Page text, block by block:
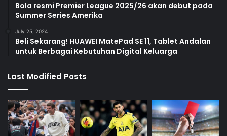
Bola resmi Premier League 2025/26 akan debut pada
Summer Series Amerika
July 25, 2024
Beli Sekarang! HUAWEI MatePad SE 11, Tablet Andalan
untuk Berbagai Kebutuhan Digital Keluarga
Last Modified Posts